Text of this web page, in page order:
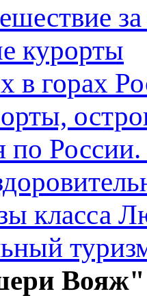
курорты
в горах
по
класса
Вояж"